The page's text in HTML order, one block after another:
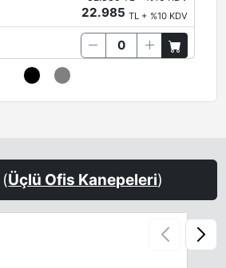
22.985TL + %10 KDV
(Üçlü Ofis Kanepeleri)